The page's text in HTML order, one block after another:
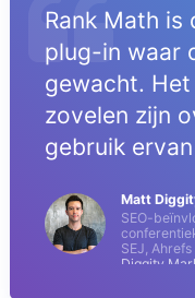
Rank Math is
plug-in waar
gewacht.
zovelen zijn
gebruik
Matt
SEO-
SEJ, Ahrefs
Diggity